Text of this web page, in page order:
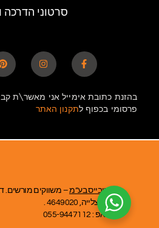
בהזנת כתובת אימייל אני מאשר\ת
פרסומי בכפוף לתקנון האתר
סרטוני הדרכה
אומניבייס בע”מ– משווקים מורשים.
39, הרצלייה, 4649020 .
ווטסאפ : 055-9447112